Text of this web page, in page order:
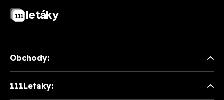
letáky
Obchody:
111Letaky: